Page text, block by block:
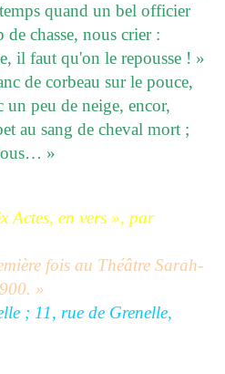
quand un bel officier
chasse, nous crier :
il faut qu'on le repousse ! »
de corbeau sur le pouce,
peu de neige, encor,
au sang de cheval mort ;
»
Actes, en vers », par
fois au Théâtre Sarah-
»
; 11, rue de Grenelle,